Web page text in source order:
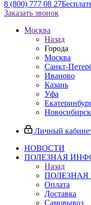
8 (800) 777 08 27
Заказать звонок
Москва
Назад
Города
Москва
Санкт-
Иваново
Казань
Уфа
Новосибирск
Личный
НОВОСТИ
ПОЛЕЗНАЯ
Назад
Оплата
Доставка
Самовывоз